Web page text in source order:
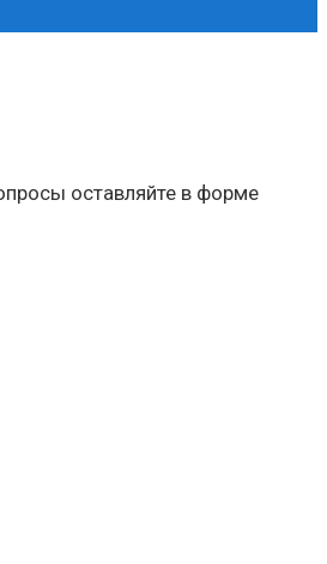
оставляйте в форме